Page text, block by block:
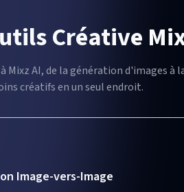
Créative
AI, de la génération d'images à
créatifs en un seul endroit.
Image-vers-Image